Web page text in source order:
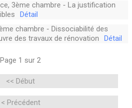
3ème chambre - La justification
Détail
chambre - Dissociabilité des
des travaux de rénovation
Détail
Page 1 sur 2
<< Début
< Précédent